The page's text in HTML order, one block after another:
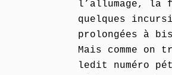
l’allumage, la
quelques
prolongées à
Mais comme on
ledit numéro